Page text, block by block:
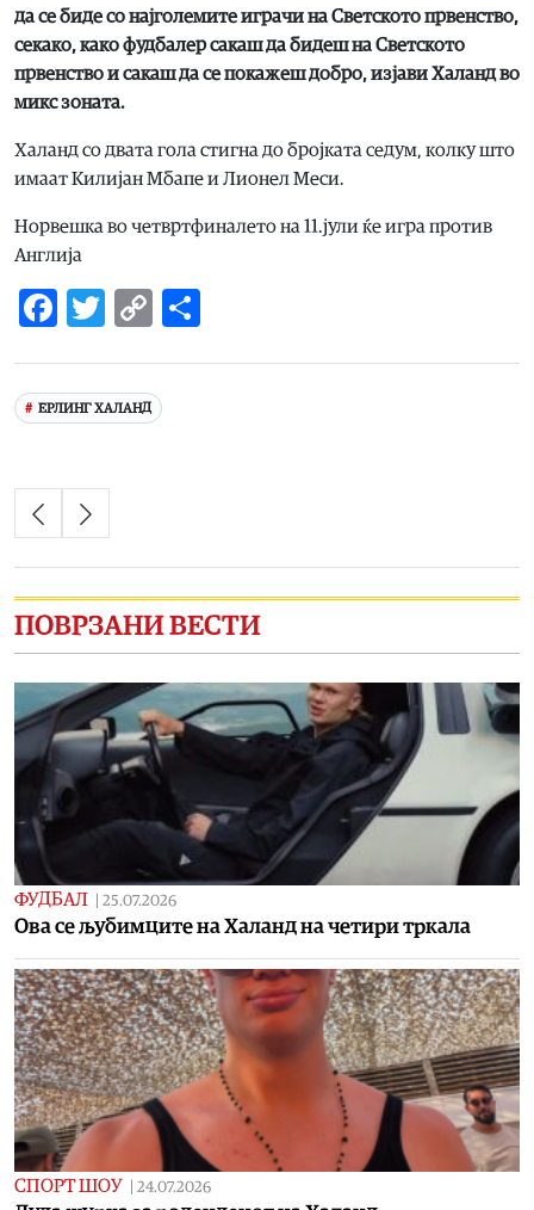
да се биде со најголемите играчи на Светското првенство,
секако, како фудбалер сакаш да бидеш на Светското
првенство и сакаш да се покажеш добро, изјави Халанд во
микс зоната.
Халанд со двата гола стигна до бројката седум, колку што
имаат Килијан Мбапе и Лионел Меси.
Норвешка во четвртфиналето на 11.јули ќе игра против
Англија
Facebook
Twitter
Copy
ЕРЛИНГ ХАЛАНД
ПОВРЗАНИ ВЕСТИ
ФУДБАЛ 25.07.2026
Ова се љубимците на Халанд на четири тркала
СПОРТ ШОУ 24.07.2026